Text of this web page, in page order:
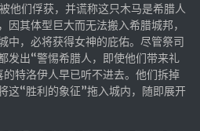
他们俘获，并谎称这只木马是希腊人
因其体型巨大而无法搬入希腊城邦，
中，必将获得女神的庇佑。尽管祭司
发出“警惕希腊人，即使他们带来礼
特洛伊人早已听不进去。他们拆掉
这“胜利的象征”拖入城内，随即展开